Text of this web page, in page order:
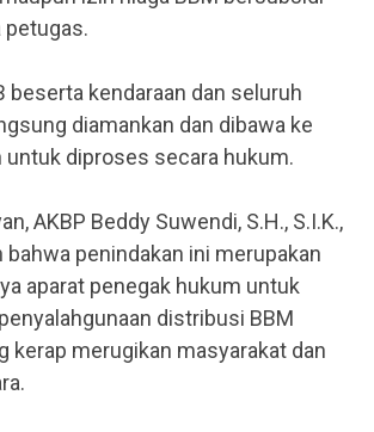
petugas.
beserta kendaraan dan seluruh
diamankan dan dibawa ke
untuk diproses secara hukum.
AKBP Beddy Suwendi, S.H., S.I.K.,
bahwa penindakan ini merupakan
aparat penegak hukum untuk
distribusi BBM
kerap merugikan masyarakat dan